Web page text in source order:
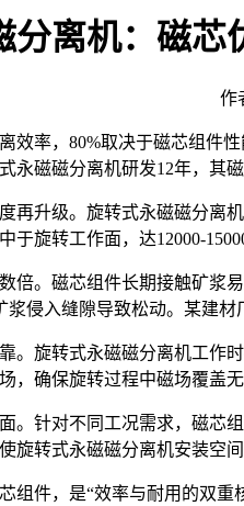
分离机：磁芯
作
效率， 80%取决于磁芯组件性
永磁磁分离机研发12年，其
再升级。旋转式永磁磁分离
于旋转工作面，达12000-
倍。磁芯组件长期接触矿浆
浆侵入缝隙导致松动。某建
。旋转式永磁磁分离机工作
，确保旋转过程中磁场覆盖
。针对不同工况需求，磁芯
旋转式永磁磁分离机安装空
组件，是“效率与耐用的双重